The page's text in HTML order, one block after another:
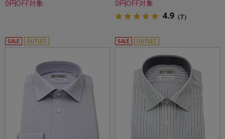
0円OFF対象 0円OFF対象
4.9 （7）
SALE OUTLET SALE OUTLET